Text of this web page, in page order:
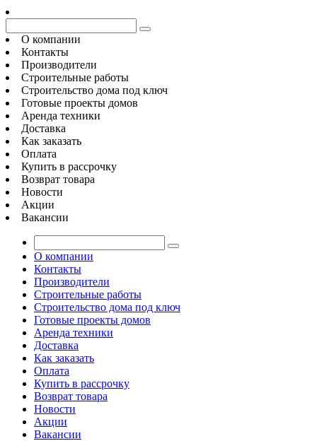
О компании
Контакты
Производители
Строительные работы
Строительство дома под ключ
Готовые проекты домов
Аренда техники
Доставка
Как заказать
Оплата
Купить в рассрочку
Возврат товара
Новости
Акции
Вакансии
О компании
Контакты
Производители
Строительные работы
Строительство дома под ключ
Готовые проекты домов
Аренда техники
Доставка
Как заказать
Оплата
Купить в рассрочку
Возврат товара
Новости
Акции
Вакансии